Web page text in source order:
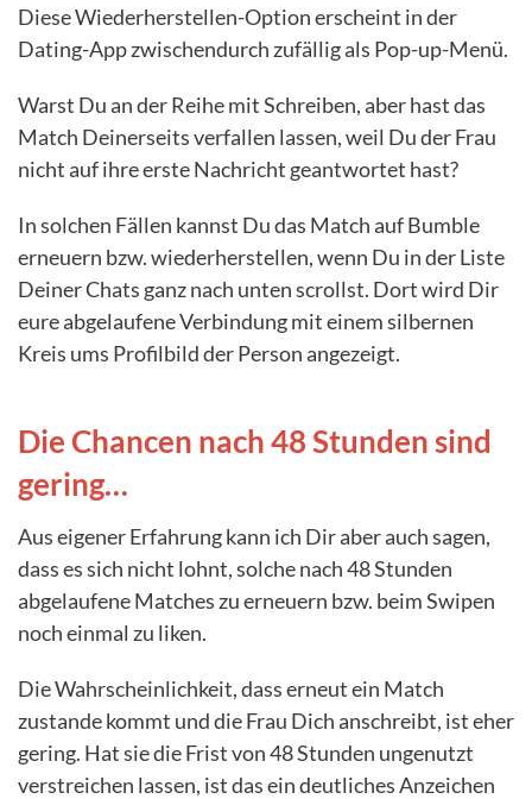
Diese Wiederherstellen-Option erscheint in der
Dating-App zwischendurch zufällig als Pop-up-Menü.
Warst Du an der Reihe mit Schreiben, aber hast das
Match Deinerseits verfallen lassen, weil Du der Frau
nicht auf ihre erste Nachricht geantwortet hast?
In solchen Fällen kannst Du das Match auf Bumble
erneuern bzw. wiederherstellen, wenn Du in der Liste
Deiner Chats ganz nach unten scrollst. Dort wird Dir
eure abgelaufene Verbindung mit einem silbernen
Kreis ums Profilbild der Person angezeigt.
Die Chancen nach 48 Stunden sind
gering…
Aus eigener Erfahrung kann ich Dir aber auch sagen,
dass es sich nicht lohnt, solche nach 48 Stunden
abgelaufene Matches zu erneuern bzw. beim Swipen
noch einmal zu liken.
Die Wahrscheinlichkeit, dass erneut ein Match
zustande kommt und die Frau Dich anschreibt, ist eher
gering. Hat sie die Frist von 48 Stunden ungenutzt
verstreichen lassen, ist das ein deutliches Anzeichen